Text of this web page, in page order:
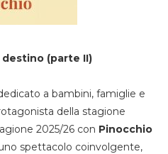
(parte II)
a bambini, famiglie e
della stagione
2025/26 con Pinocchio
spettacolo coinvolgente,